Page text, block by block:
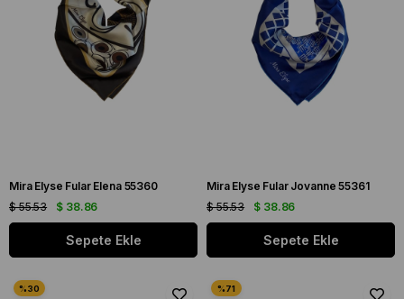
Mira Elyse Fular Elena 55360
$ 38.86
$ 55.53
Sepete Ekle
Mira Elyse Fular Jovanne 55361
$ 38.86
$ 55.53
Sepete Ekle